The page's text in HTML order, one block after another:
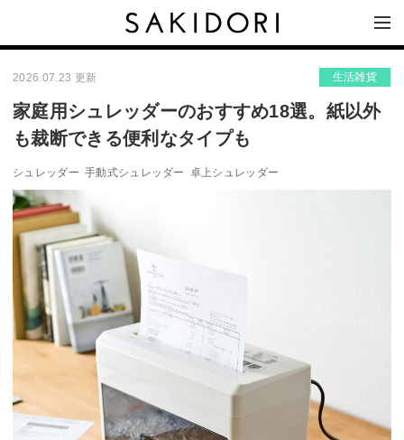
2026.07.23 更新 生活雑貨
家庭用シュレッダーのおすすめ18選。紙以外
も裁断できる便利なタイプも
シュレッダー 手動式シュレッダー 卓上シュレッダー